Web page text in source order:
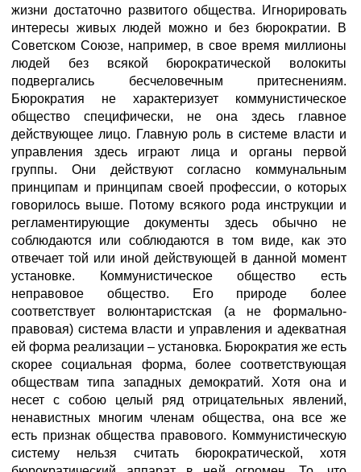
жизни достаточно развитого общества. Игнорировать
интересы живых людей можно и без бюрократии. В
Советском Союзе, например, в свое время миллионы
людей без всякой бюрократической волокиты
подвергались бесчеловечным притеснениям.
Бюрократия не характеризует коммунистическое
общество специфически, не она здесь главное
действующее лицо. Главную роль в системе власти и
управления здесь играют лица и органы первой
группы. Они действуют согласно коммунальным
принципам и принципам своей профессии, о которых
говорилось выше. Потому всякого рода инструкции и
регламентирующие документы здесь обычно не
соблюдаются или соблюдаются в том виде, как это
отвечает той или иной действующей в данной момент
установке. Коммунистическое общество есть
неправовое общество. Его природе более
соответствует волюнтаристская (а не формально-
правовая) система власти и управления и адекватная
ей форма реализации – установка. Бюрократия же есть
скорее социальная форма, более соответствующая
обществам типа западных демократий. Хотя она и
несет с собою целый ряд отрицательных явлений,
ненавистных многим членам общества, она все же
есть признак общества правового. Коммунистическую
систему нельзя считать бюрократической, хотя